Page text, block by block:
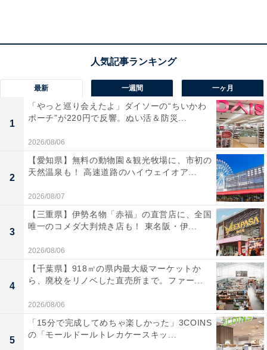
「YOKOHAMA未来デザイン部」のメンバー7名とリラックマ
「YOKOHAMA未来デザイン部」のメンバー7人が登場
し、「星座」をモチーフとすることで、4つのSDGs（サ
スティナブル、人と人との繋がり、環境保全、健康）の
要素が取り入れられていることを紹介しました。
最新 一週間 一ヶ月
1
「やっと巡り会えたよ」ダイソーの“ちいかわ
ポーチ”が220円で反響。ぬい活＆防災...
2026/08/06
2
【愛知県】無料の動物園＆観光牧場に、市初の
天然温泉も！ 高速道路のハイウェイオア...
2026/08/07
3
【三重県】伊勢名物「赤福」の直営店に、全国
唯一のコメダ大判焼き店も！ 東名阪・伊...
2026/08/06
4
【千葉県】918㎡の県内最大級マーケットか
ら、廃校をリノベした直売所まで。ファー...
2026/08/06
5
「15分で完成してめちゃ楽しかった」3COINS
の「モールドールトレカケースキッ...